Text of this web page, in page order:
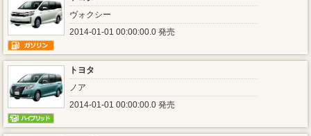
ヴォクシー
2014-01-01 00:00:00.0 発売
トヨタ
ノア
2014-01-01 00:00:00.0 発売